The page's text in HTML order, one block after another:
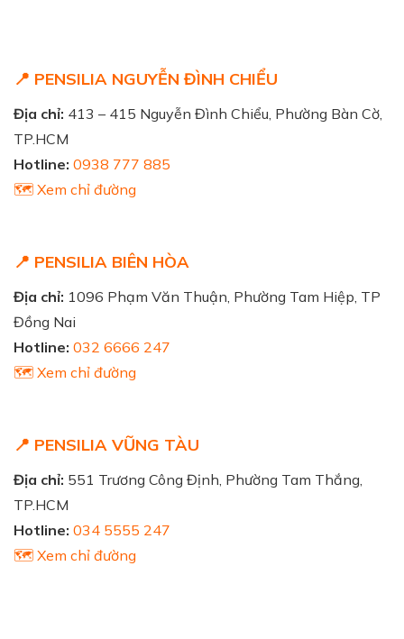
📍 PENSILIA NGUYỄN ĐÌNH CHIỂU
Địa chỉ: 413 – 415 Nguyễn Đình Chiểu, Phường Bàn Cờ,
TP.HCM
Hotline: 0938 777 885
🗺️ Xem chỉ đường
📍 PENSILIA BIÊN HÒA
Địa chỉ: 1096 Phạm Văn Thuận, Phường Tam Hiệp, TP
Đồng Nai
Hotline: 032 6666 247
🗺️ Xem chỉ đường
📍 PENSILIA VŨNG TÀU
Địa chỉ: 551 Trương Công Định, Phường Tam Thắng,
TP.HCM
Hotline: 034 5555 247
🗺️ Xem chỉ đường